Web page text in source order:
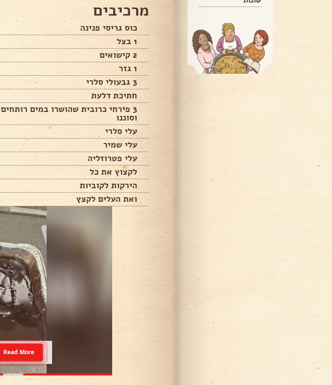
מרכיבים
כוס גריסי פנינה
1 בצל
2 קישואים
1 גזר
3 גבעולי סלרי
חתיכת דלעת
3 פירחי כרובית שהושרו במים רותחים
וסוננו
עלי סלרי
עלי שמיר
עלי פטרוזליה
לקצוץ את כל
הירקות לקוביות
ואת העלים לקצץ
Read More